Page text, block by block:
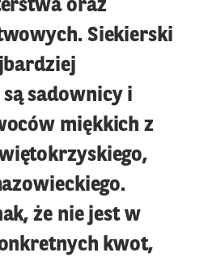
oraz
Siekierski
sadownicy i
miękkich z
że nie jest w
kwot,